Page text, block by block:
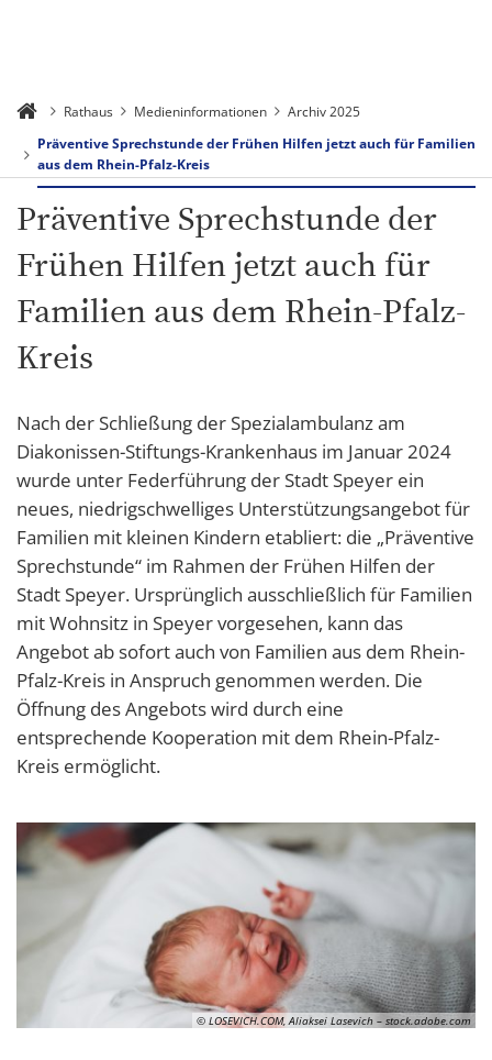
Rathaus Medieninformationen
Archiv 2025
Präventive Sprechstunde der Frühen Hilfen jetzt auch für Familien
aus dem Rhein-Pfalz-Kreis
Präventive Sprechstunde der
Frühen Hilfen jetzt auch für
Familien aus dem Rhein-Pfalz-
Kreis
Nach der Schließung der Spezialambulanz am
Diakonissen-Stiftungs-Krankenhaus im Januar 2024
wurde unter Federführung der Stadt Speyer ein
neues, niedrigschwelliges Unterstützungsangebot für
Familien mit kleinen Kindern etabliert: die „Präventive
Sprechstunde“ im Rahmen der Frühen Hilfen der
Stadt Speyer. Ursprünglich ausschließlich für Familien
mit Wohnsitz in Speyer vorgesehen, kann das
Angebot ab sofort auch von Familien aus dem Rhein-
Pfalz-Kreis in Anspruch genommen werden. Die
Öffnung des Angebots wird durch eine
entsprechende Kooperation mit dem Rhein-Pfalz-
Kreis ermöglicht.
© LOSEVICH.COM, Aliaksei Lasevich – stock.adobe.com